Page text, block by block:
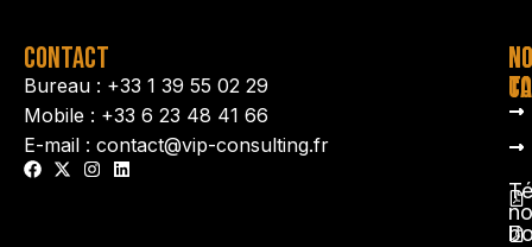
CONTACT
Bureau : +33 1 39 55 02 29
Mobile : +33 6 23 48 41 66
E-mail : contact@vip-consulting.fr